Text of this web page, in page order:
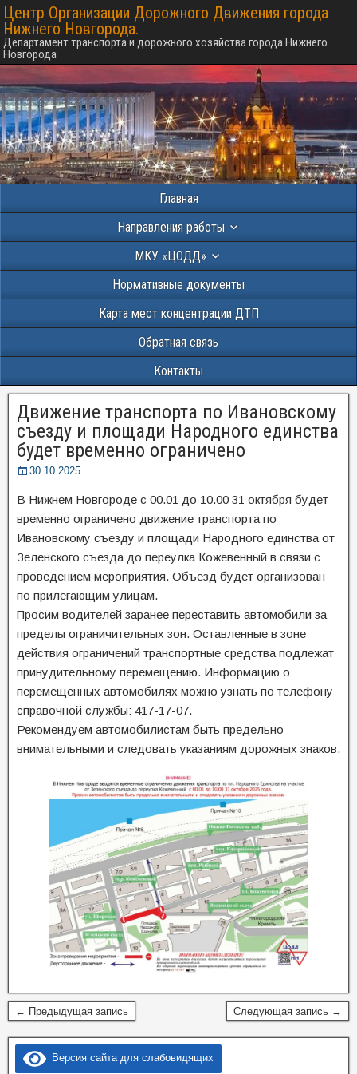
Центр Организации Дорожного Движения города
Нижнего Новгорода.
Департамент транспорта и дорожного хозяйства города Нижнего
Новгорода
Главная
Направления работы
МКУ «ЦОДД»
Нормативные документы
Карта мест концентрации ДТП
Обратная связь
Контакты
Движение транспорта по Ивановскому
съезду и площади Народного единства
будет временно ограничено
30.10.2025
В Нижнем Новгороде с 00.01 до 10.00 31 октября будет
временно ограничено движение транспорта по
Ивановскому съезду и площади Народного единства от
Зеленского съезда до переулка Кожевенный в связи с
проведением мероприятия. Объезд будет организован
по прилегающим улицам.
Просим водителей заранее переставить автомобили за
пределы ограничительных зон. Оставленные в зоне
действия ограничений транспортные средства подлежат
принудительному перемещению. Информацию о
перемещенных автомобилях можно узнать по телефону
справочной службы: 417-17-07.
Рекомендуем автомобилистам быть предельно
внимательными и следовать указаниям дорожных знаков.
← Предыдущая запись Следующая запись →
Версия сайта для слабовидящих